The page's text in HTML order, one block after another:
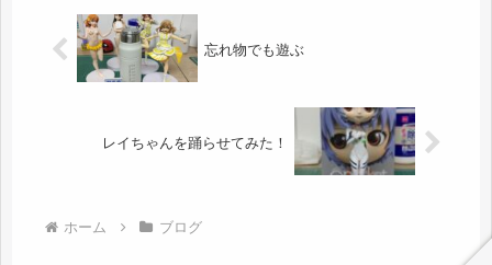
忘れ物でも遊ぶ
レイちゃんを踊らせてみた！
ホーム ブログ